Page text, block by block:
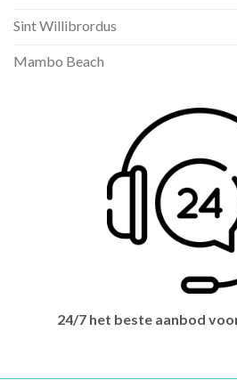
Sint Willibrordus
Mambo Beach
24/7 het beste aanbod